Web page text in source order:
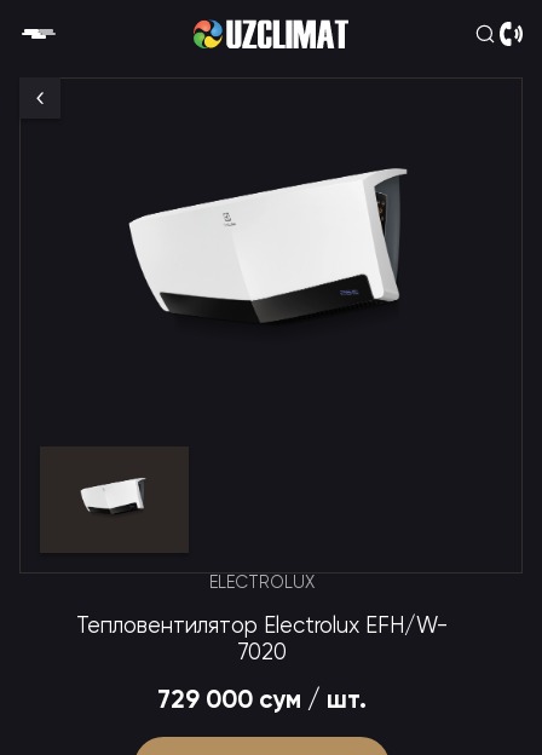
ELECTROLUX
Тепловентилятор Electrolux EFH/W-
7020
729 000 сум / шт.